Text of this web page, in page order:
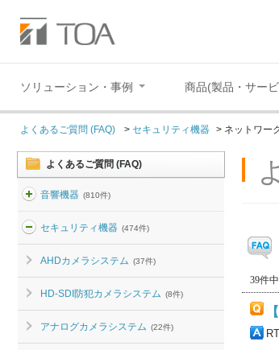
ソリューション・事例 商品(製品・サー
よくあるご質問 (FAQ) > セキュリティ機器 > ネットワー
よくあるご質問 (FAQ)
音響機器 (810件)
セキュリティ機器 (474件)
AHDカメラシステム (37件)
HD-SDI防犯カメラシステム (8件)
アナログカメラシステム (22件)
39件